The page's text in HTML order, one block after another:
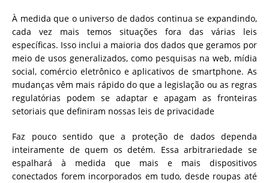
À medida que o universo de dados continua se expandindo,
cada vez mais temos situações fora das várias leis
específicas. Isso inclui a maioria dos dados que geramos por
meio de usos generalizados, como pesquisas na web, mídia
social, comércio eletrônico e aplicativos de smartphone. As
mudanças vêm mais rápido do que a legislação ou as regras
regulatórias podem se adaptar e apagam as fronteiras
setoriais que definiram nossas leis de privacidade
Faz pouco sentido que a proteção de dados dependa
inteiramente de quem os detém. Essa arbitrariedade se
espalhará à medida que mais e mais dispositivos
conectados forem incorporados em tudo, desde roupas até